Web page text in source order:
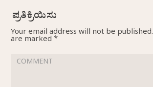
Your email address will not be published.
are marked *